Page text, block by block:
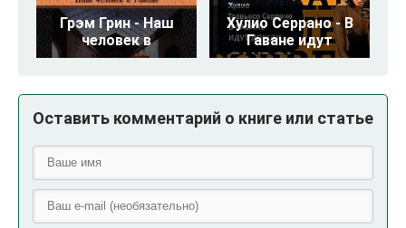
Грэм Грин - Наш
человек в
Хулио Серрано - В
Гаване идут
Оставить комментарий о книге или статье